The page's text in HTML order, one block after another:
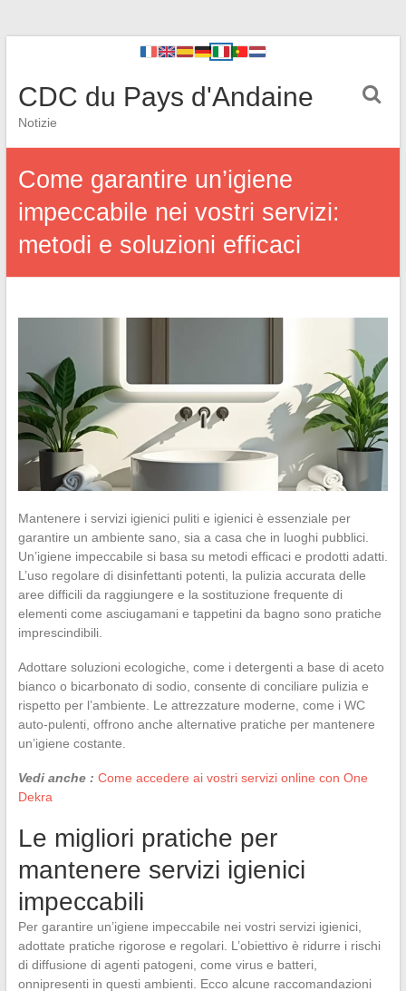
CDC du Pays d'Andaine
Notizie
Come garantire un’igiene
impeccabile nei vostri servizi:
metodi e soluzioni efficaci
Mantenere i servizi igienici puliti e igienici è essenziale per
garantire un ambiente sano, sia a casa che in luoghi pubblici.
Un’igiene impeccabile si basa su metodi efficaci e prodotti adatti.
L’uso regolare di disinfettanti potenti, la pulizia accurata delle
aree difficili da raggiungere e la sostituzione frequente di
elementi come asciugamani e tappetini da bagno sono pratiche
imprescindibili.
Adottare soluzioni ecologiche, come i detergenti a base di aceto
bianco o bicarbonato di sodio, consente di conciliare pulizia e
rispetto per l’ambiente. Le attrezzature moderne, come i WC
auto-pulenti, offrono anche alternative pratiche per mantenere
un’igiene costante.
Vedi anche : Come accedere ai vostri servizi online con One
Dekra
Le migliori pratiche per
mantenere servizi igienici
impeccabili
Per garantire un’igiene impeccabile nei vostri servizi igienici,
adottate pratiche rigorose e regolari. L’obiettivo è ridurre i rischi
di diffusione di agenti patogeni, come virus e batteri,
onnipresenti in questi ambienti. Ecco alcune raccomandazioni